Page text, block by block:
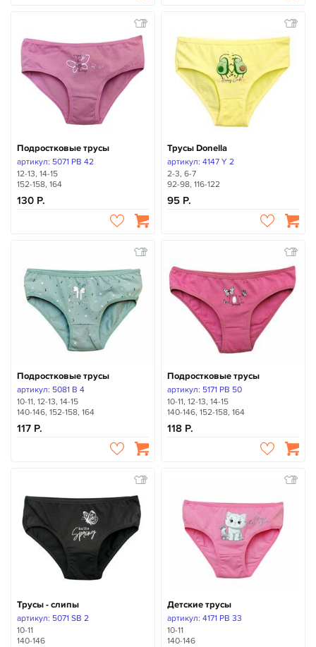
Подростковые трусы
артикул: 5071 PB 42
12-13, 14-15
152-158, 164
130
Трусы Donella
артикул: 4147 Y 2
2-3, 6-7
92-98, 116-122
95
Подростковые трусы
артикул: 5081 B 4
10-11, 12-13, 14-15
140-146, 152-158, 164
117
Подростковые трусы
артикул: 5171 PB 50
10-11, 12-13, 14-15
140-146, 152-158, 164
118
Трусы - слипы
артикул: 5071 SB 2
10-11
140-146
Детские трусы
артикул: 4171 PB 33
10-11
140-146